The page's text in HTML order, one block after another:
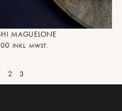
MAGUELONE
INKL. MWST.
2 3